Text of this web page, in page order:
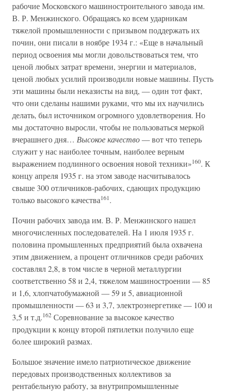
рабочие Московского машиностроительного завода им.
В. Р. Менжинского. Обращаясь ко всем ударникам
тяжелой промышленности с призывом поддержать их
почин, они писали в ноябре 1934 г.: «Еще в начальный
период освоения мы могли довольствоваться тем, что
ценой любых затрат времени, энергии и материалов,
ценой любых усилий производили новые машины. Пусть
эти машины были неказисты на вид, — один тот факт,
что они сделаны нашими руками, что мы их научились
делать, был источником огромного удовлетворения. Но
мы достаточно выросли, чтобы не пользоваться меркой
вчерашнего дня… Высокое качество— вот что теперь
служит у нас наиболее точным, наиболее верным
выражением подлинного освоения новой техники»160. К
концу апреля 1935 г. на этом заводе насчитывалось
свыше 300 отличников-рабочих, сдающих продукцию
только высокого качества161.
Почин рабочих завода им. В. Р. Менжинского нашел
многочисленных последователей. На 1 июля 1935 г.
половина промышленных предприятий была охвачена
этим движением, а процент отличников среди рабочих
составлял 2,8, в том числе в черной металлургии
соответственно 58 и 2,4, тяжелом машиностроении — 85
и 1,6, хлопчатобумажной — 59 и 5, авиационной
промышленности — 63 и 3,7, электроэнергетике — 100 и
3,5 и т.д.162 Соревнование за высокое качество
продукции к концу второй пятилетки получило еще
более широкий размах.
Большое значение имело патриотическое движение
передовых производственных коллективов за
рентабельную работу, за внутрипромышленные